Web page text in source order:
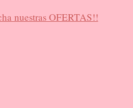
nuestras OFERTAS!!